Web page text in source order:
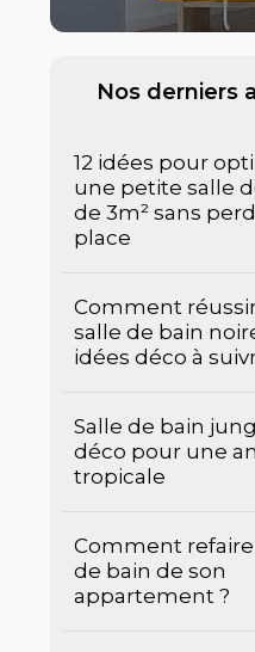
Nos derniers
12 idées pour
une petite salle
de 3m² sans
place
Comment
salle de bain
idées déco à
Salle de bain
déco pour une
tropicale
Comment refaire
de bain de son
appartement ?